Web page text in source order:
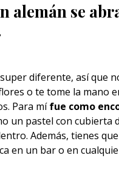
alemán se
diferente, así que
o te tome la mano
Para mífue como
un pastel con cubierta
Además, tienes
en un bar o en